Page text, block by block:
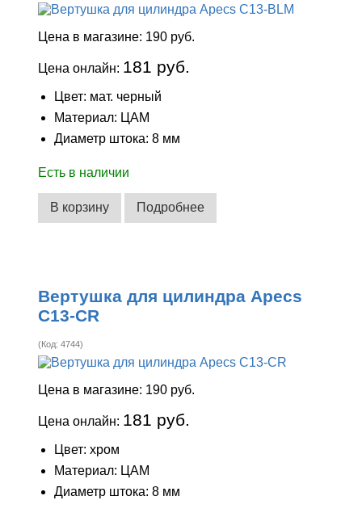
Цена в магазине: 190 руб.
Цена онлайн: 181 руб.
Цвет: мат. черный
Материал: ЦАМ
Диаметр штока: 8 мм
Есть в наличии
В корзину Подробнее
Вертушка для цилиндра Apecs
C13-CR
(Код:4744)
Цена в магазине: 190 руб.
Цена онлайн: 181 руб.
Цвет: хром
Материал: ЦАМ
Диаметр штока: 8 мм